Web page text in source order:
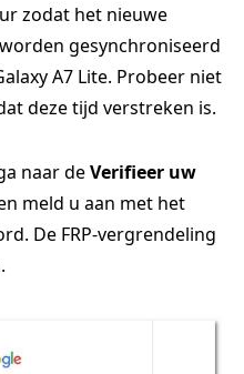
zodat het nieuwe
gesynchroniseerd
A7 Lite. Probeer niet
deze tijd verstreken is.
naar deVerifieer uw
meld u aan met het
De FRP-vergrendeling